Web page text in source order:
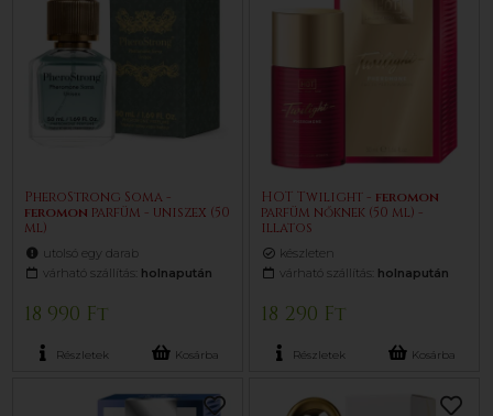
PheroStrong Soma -
feromon parfüm - uniszex (50
ml)
utolsó egy darab
várható szállítás: holnapután
18 990 Ft
Részletek Kosárba
HOT Twilight - feromon
parfüm nőknek (50 ml) -
illatos
készleten
várható szállítás: holnapután
18 290 Ft
Részletek Kosárba